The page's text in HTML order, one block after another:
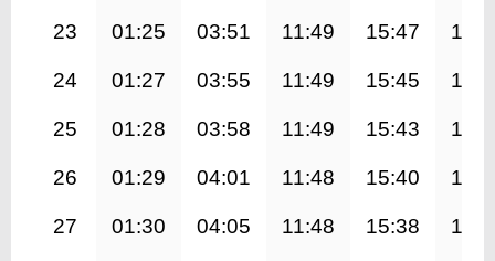
23 01:25 03:51 11:49 15:47
24 01:27 03:55 11:49 15:45
25 01:28 03:58 11:49 15:43
26 01:29 04:01 11:48 15:40
27 01:30 04:05 11:48 15:38